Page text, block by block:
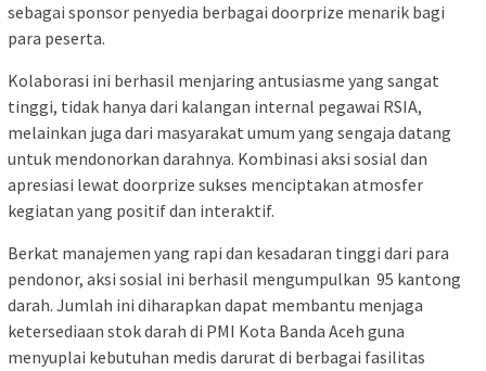
sebagai sponsor penyedia berbagai doorprize menarik bagi
para peserta.
Kolaborasi ini berhasil menjaring antusiasme yang sangat
tinggi, tidak hanya dari kalangan internal pegawai RSIA,
melainkan juga dari masyarakat umum yang sengaja datang
untuk mendonorkan darahnya. Kombinasi aksi sosial dan
apresiasi lewat doorprize sukses menciptakan atmosfer
kegiatan yang positif dan interaktif.
Berkat manajemen yang rapi dan kesadaran tinggi dari para
pendonor, aksi sosial ini berhasil mengumpulkan 95 kantong
darah. Jumlah ini diharapkan dapat membantu menjaga
ketersediaan stok darah di PMI Kota Banda Aceh guna
menyuplai kebutuhan medis darurat di berbagai fasilitas